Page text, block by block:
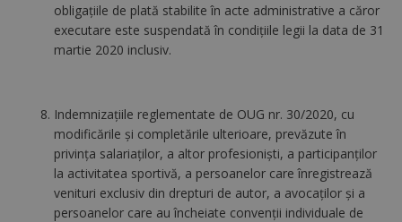
obligaţiile de plată stabilite în acte administrative a căror
executare este suspendată în condiţiile legii la data de 31
martie 2020 inclusiv.
Indemnizaţiile reglementate de OUG nr. 30/2020, cu
modificările şi completările ulterioare, prevăzute în
privința salariaților, a altor profesioniști, a participanților
la activitatea sportivă, a persoanelor care înregistrează
venituri exclusiv din drepturi de autor, a avocaților și a
persoanelor care au încheiate convenții individuale de